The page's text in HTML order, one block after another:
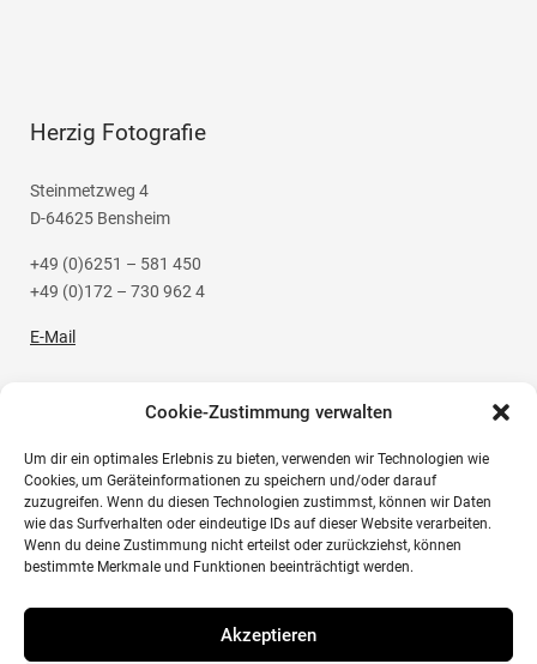
Cookie-Zustimmung verwalten
Um dir ein optimales Erlebnis zu bieten, verwenden wir Technologien wie
Cookies, um Geräteinformationen zu speichern und/oder darauf
zuzugreifen. Wenn du diesen Technologien zustimmst, können wir Daten
wie das Surfverhalten oder eindeutige IDs auf dieser Website verarbeiten.
Wenn du deine Zustimmung nicht erteilst oder zurückziehst, können
bestimmte Merkmale und Funktionen beeinträchtigt werden.
Akzeptieren
Herzig Fotografie
Steinmetzweg 4
D-64625 Bensheim
+49 (0)6251 – 581 450
+49 (0)172 – 730 962 4
E-Mail
Social Media
Instagram